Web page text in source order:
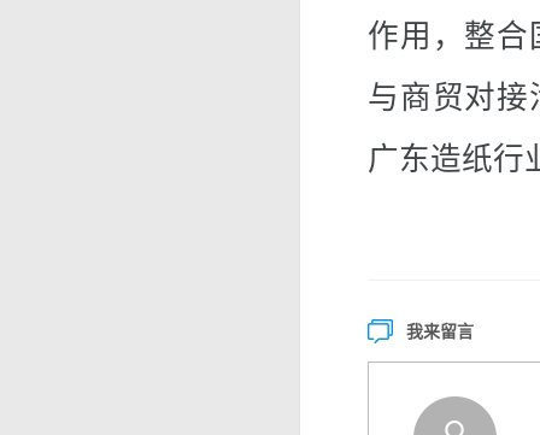
作用，整合
与商贸对接
广东造纸行
我来留言